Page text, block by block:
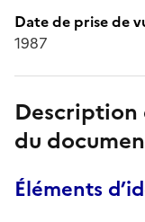
Date de prise de
1987
Description
du
Éléments